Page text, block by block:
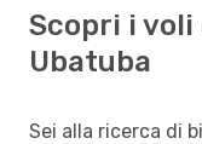
Scopri i
Ubatuba
Sei alla ricerca di